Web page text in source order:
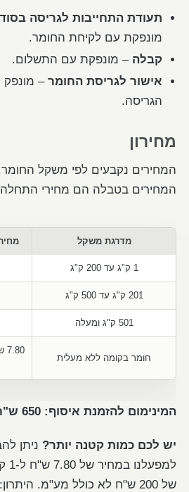
תעודת התחייבות לגריסה
מונפקת עם לקיחת החומר.
קבלה – מונפקת עם התשלום.
אישור לגריסת החומר –
הגריסה.
מחירון
המחירים נקבעים לפי משקל החומר,
המחירים בטבלה הם מחירי התחלה
מדרגת משקל מחיר ל-1 ק"ג
1 ק"ג עד 200 ק"ג
201 ק"ג עד 500 ק"ג
501 ק"ג ומעלה
חומר בקומה ללא מעלית
המינימום להזמנת איסוף: 650 ש"ח לא כולל מע"מ.
יש לכם כמות קטנה יותר? ניתן
של 200 ש"ח לא כולל מע"מ.